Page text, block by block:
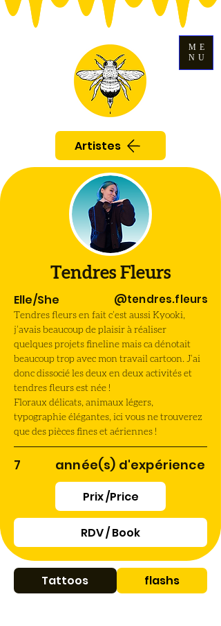
ME
NU
Artistes
Tendres Fleurs
Elle/She @tendres.fleurs
Tendres fleurs en fait c’est aussi Kyooki,
j’avais beaucoup de plaisir à réaliser
quelques projets fineline mais ca dénotait
beaucoup trop avec mon travail cartoon. J’ai
donc dissocié les deux en deux activités et
tendres fleurs est née !
Floraux délicats, animaux légers,
typographie élégantes, ici vous ne trouverez
que des pièces fines et aériennes !
7 année(s) d'expérience
Prix /Price
RDV / Book
Tattoos flashs